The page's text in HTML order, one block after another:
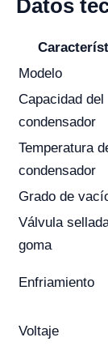
Datos
Modelo
Capacidad del
condensador
Temperatura
condensador
Grado de
Válvula
goma
Enfriamiento
Voltaje